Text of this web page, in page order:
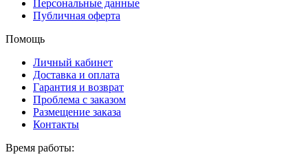
Персональные данные
Публичная оферта
Помощь
Личный кабинет
Доставка и оплата
Гарантия и возврат
Проблема с заказом
Размещение заказа
Контакты
Время работы: